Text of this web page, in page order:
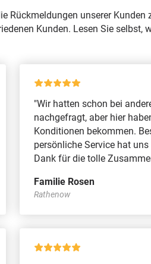
Rückmeldungen unserer
Kunden. Lesen Sie selbst,
"Wir hatten schon bei
nachgefragt, aber hier
Konditionen bekommen.
persönliche Service hat
Dank für die tolle
Familie Rosen
Rathenow